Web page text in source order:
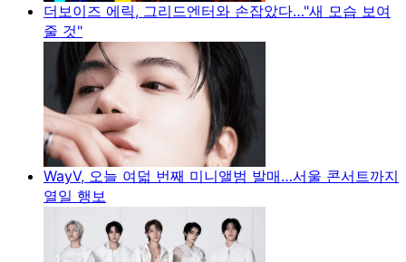
더보이즈 에릭, 그리드엔터와 손잡았다…"새 모습 보여
줄 것"
WayV, 오늘 여덟 번째 미니앨범 발매…서울 콘서트까지
열일 행보